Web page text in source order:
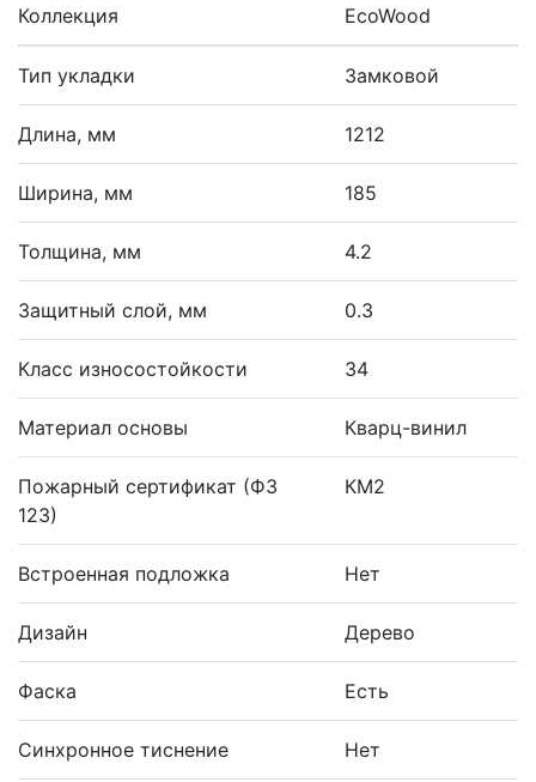
Коллекция
EcoWood
Тип укладки Замковой
Длина, мм 1212
Ширина, мм 185
Толщина, мм 4.2
Защитный слой, мм 0.3
Класс износостойкости 34
Материал основы Кварц-винил
Пожарный сертификат (ФЗ
123)
КМ2
Встроенная подложка Нет
Дизайн Дерево
Фаска Есть
Синхронное тиснение Нет